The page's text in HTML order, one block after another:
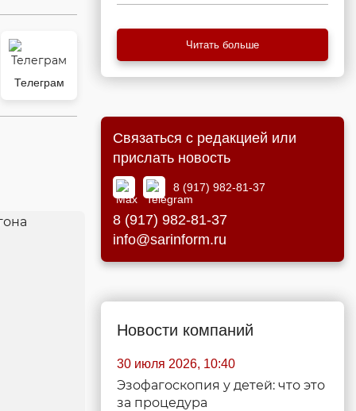
Телеграм
Читать больше
Связаться с редакцией или
прислать новость
8 (917) 982-81-37
8 (917) 982-81-37
info@sarinform.ru
Новости компаний
30 июля 2026, 10:40
Эзофагоскопия у детей: что это
за процедура